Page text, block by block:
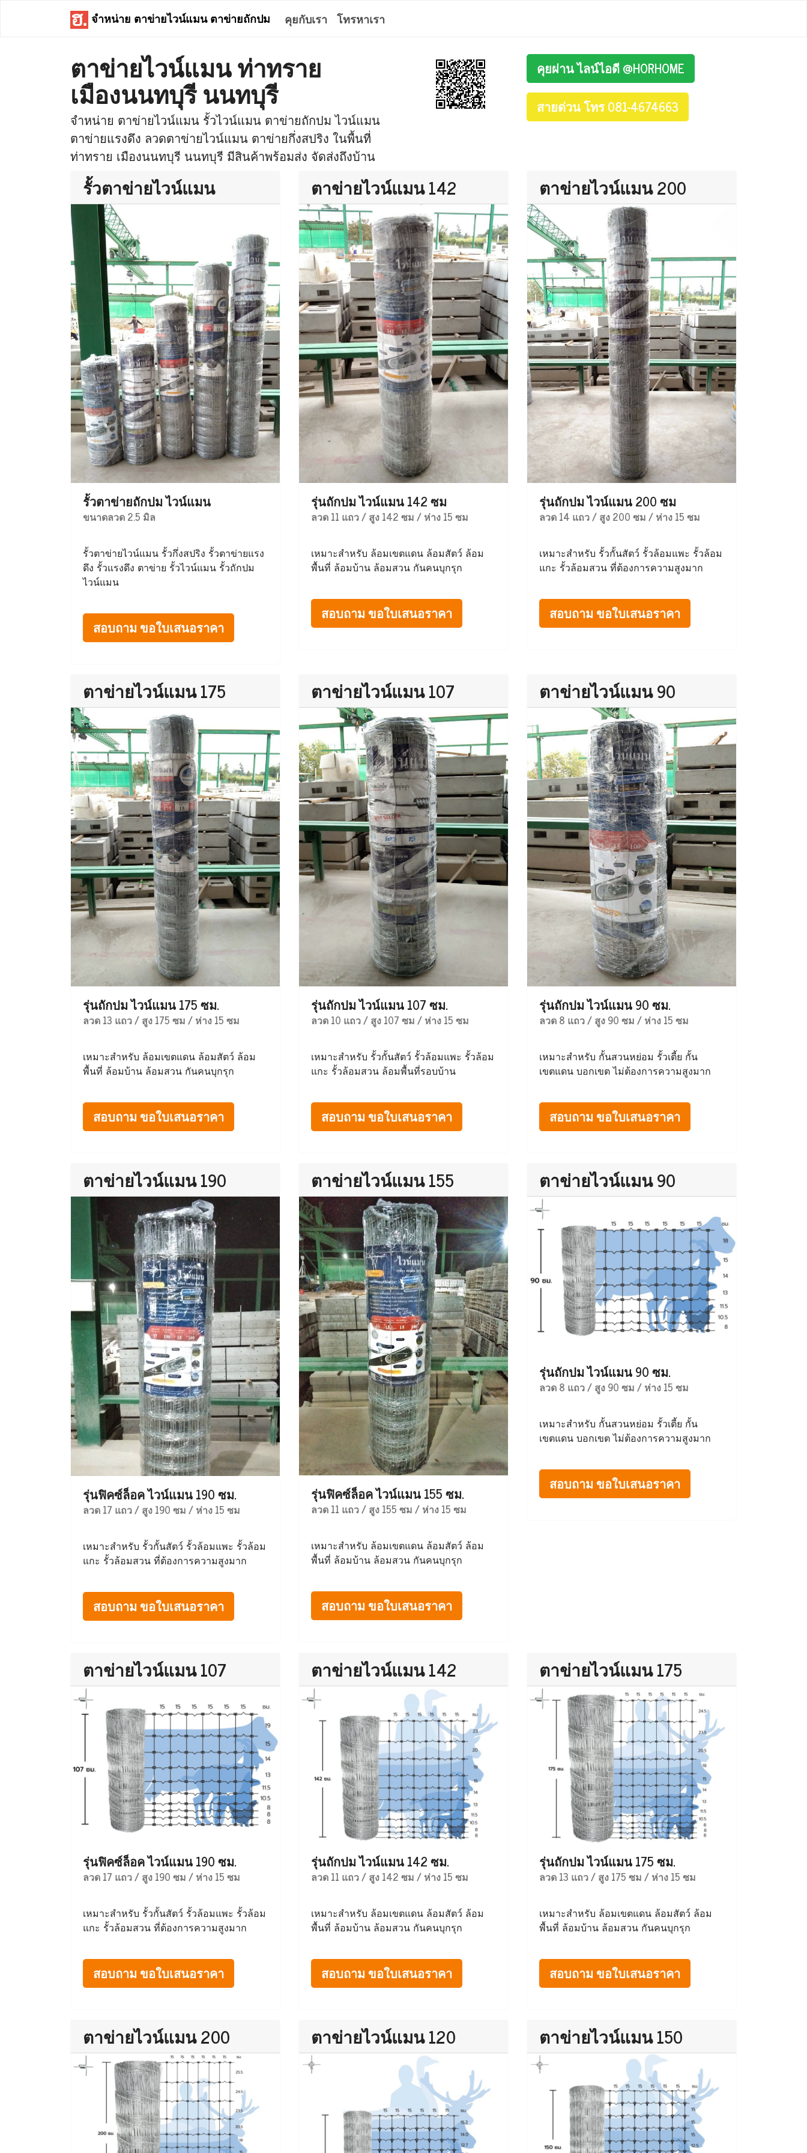
จำหน่าย ตาข่ายไวน์แมน ตาข่ายถักปม คุยกับเรา โทรหาเรา
ตาข่ายไวน์แมน ท่าทราย
เมืองนนทบุรี นนทบุรี
จำหน่าย ตาข่ายไวน์แมน รั้วไวน์แมน ตาข่ายถักปม ไวน์แมน
ตาข่ายแรงดึง ลวดตาข่ายไวน์แมน ตาข่ายกึ่งสปริง ในพื้นที่
ท่าทราย เมืองนนทบุรี นนทบุรี มีสินค้าพร้อมส่ง จัดส่งถึงบ้าน
คุยผ่าน ไลน์ไอดี @HORHOME
สายด่วน โทร 081-4674663
รั้วตาข่ายไวน์แมน
รั้วตาข่ายถักปม ไวน์แมน
ขนาดลวด 2.5 มิล
รั้วตาข่ายไวน์แมน รั้วกึ่งสปริง รั้วตาข่ายแรง
ดึง รั้วแรงดึง ตาข่าย รั้วไวน์แมน รั้วถักปม
ไวน์แมน
สอบถาม ขอใบเสนอราคา
ตาข่ายไวน์แมน 142
รุ่นถักปม ไวน์แมน 142 ซม
ลวด 11 แถว / สูง 142 ซม / ห่าง 15 ซม
เหมาะสำหรับ ล้อมเขตแดน ล้อมสัตว์ ล้อม
พื้นที่ ล้อมบ้าน ล้อมสวน กันคนบุกรุก
สอบถาม ขอใบเสนอราคา
ตาข่ายไวน์แมน 200
รุ่นถักปม ไวน์แมน 200 ซม
ลวด 14 แถว / สูง 200 ซม / ห่าง 15 ซม
เหมาะสำหรับ รั้วกั้นสัตว์ รั้วล้อมแพะ รั้วล้อม
แกะ รั้วล้อมสวน ที่ต้องการความสูงมาก
สอบถาม ขอใบเสนอราคา
ตาข่ายไวน์แมน 175
รุ่นถักปม ไวน์แมน 175 ซม.
ลวด 13 แถว / สูง 175 ซม / ห่าง 15 ซม
เหมาะสำหรับ ล้อมเขตแดน ล้อมสัตว์ ล้อม
พื้นที่ ล้อมบ้าน ล้อมสวน กันคนบุกรุก
สอบถาม ขอใบเสนอราคา
ตาข่ายไวน์แมน 107
รุ่นถักปม ไวน์แมน 107 ซม.
ลวด 10 แถว / สูง 107 ซม / ห่าง 15 ซม
เหมาะสำหรับ รั้วกั้นสัตว์ รั้วล้อมแพะ รั้วล้อม
แกะ รั้วล้อมสวน ล้อมพื้นที่รอบบ้าน
สอบถาม ขอใบเสนอราคา
ตาข่ายไวน์แมน 90
รุ่นถักปม ไวน์แมน 90 ซม.
ลวด 8 แถว / สูง 90 ซม / ห่าง 15 ซม
เหมาะสำหรับ กั้นสวนหย่อม รั้วเตี้ย กั้น
เขตแดน บอกเขต ไม่ต้องการความสูงมาก
สอบถาม ขอใบเสนอราคา
ตาข่ายไวน์แมน 190
รุ่นฟิคซ์ล็อค ไวน์แมน 190 ซม.
ลวด 17 แถว / สูง 190 ซม / ห่าง 15 ซม
เหมาะสำหรับ รั้วกั้นสัตว์ รั้วล้อมแพะ รั้วล้อม
แกะ รั้วล้อมสวน ที่ต้องการความสูงมาก
สอบถาม ขอใบเสนอราคา
ตาข่ายไวน์แมน 155
รุ่นฟิคซ์ล็อค ไวน์แมน 155 ซม.
ลวด 11 แถว / สูง 155 ซม / ห่าง 15 ซม
เหมาะสำหรับ ล้อมเขตแดน ล้อมสัตว์ ล้อม
พื้นที่ ล้อมบ้าน ล้อมสวน กันคนบุกรุก
สอบถาม ขอใบเสนอราคา
ตาข่ายไวน์แมน 90
รุ่นถักปม ไวน์แมน 90 ซม.
ลวด 8 แถว / สูง 90 ซม / ห่าง 15 ซม
เหมาะสำหรับ กั้นสวนหย่อม รั้วเตี้ย กั้น
เขตแดน บอกเขต ไม่ต้องการความสูงมาก
สอบถาม ขอใบเสนอราคา
ตาข่ายไวน์แมน 107
รุ่นฟิคซ์ล็อค ไวน์แมน 190 ซม.
ลวด 17 แถว / สูง 190 ซม / ห่าง 15 ซม
เหมาะสำหรับ รั้วกั้นสัตว์ รั้วล้อมแพะ รั้วล้อม
แกะ รั้วล้อมสวน ที่ต้องการความสูงมาก
สอบถาม ขอใบเสนอราคา
ตาข่ายไวน์แมน 142
รุ่นถักปม ไวน์แมน 142 ซม.
ลวด 11 แถว / สูง 142 ซม / ห่าง 15 ซม
เหมาะสำหรับ ล้อมเขตแดน ล้อมสัตว์ ล้อม
พื้นที่ ล้อมบ้าน ล้อมสวน กันคนบุกรุก
สอบถาม ขอใบเสนอราคา
ตาข่ายไวน์แมน 175
รุ่นถักปม ไวน์แมน 175 ซม.
ลวด 13 แถว / สูง 175 ซม / ห่าง 15 ซม
เหมาะสำหรับ ล้อมเขตแดน ล้อมสัตว์ ล้อม
พื้นที่ ล้อมบ้าน ล้อมสวน กันคนบุกรุก
สอบถาม ขอใบเสนอราคา
ตาข่ายไวน์แมน 200 ตาข่ายไวน์แมน 120 ตาข่ายไวน์แมน 150